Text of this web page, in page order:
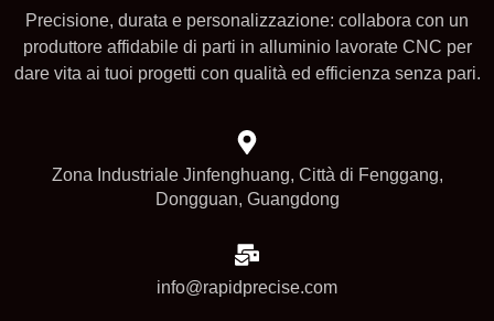
Precisione, durata e personalizzazione: collabora con un
produttore affidabile di parti in alluminio lavorate CNC per
dare vita ai tuoi progetti con qualità ed efficienza senza pari.
Zona Industriale Jinfenghuang, Città di Fenggang,
Dongguan, Guangdong
info@rapidprecise.com